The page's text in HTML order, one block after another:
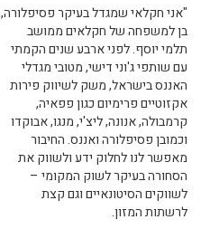
"אני חקלאי שמגדל בעיקר פסיפלורה,
בן למשפחה של חקלאים ממושב
תלמי יוסף. לפני ארבע שנים הקמתי
עם שותפי ג'וני דישי, מטובי מגדלי
האננס בישראל, משק לשיווק פירות
אקזוטיים פרימיום כגון פפאיה,
קרמבולה, אנונה, ליצ'י, מנגו, אבוקדו
וכמובן פסיפלורה ואננס. החיבור
מאפשר לנו לחלוק ידע ולשווק את
הסחורה בעיקר לשוק המקומי –
לשווקים הסיטונאיים וגם קצת
לרשתות המזון.